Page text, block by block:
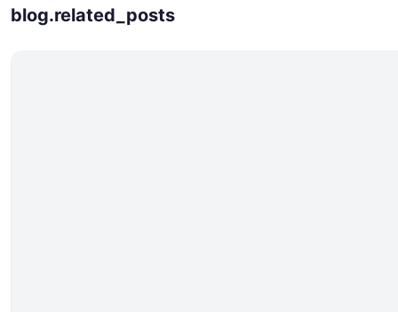
blog.related_posts